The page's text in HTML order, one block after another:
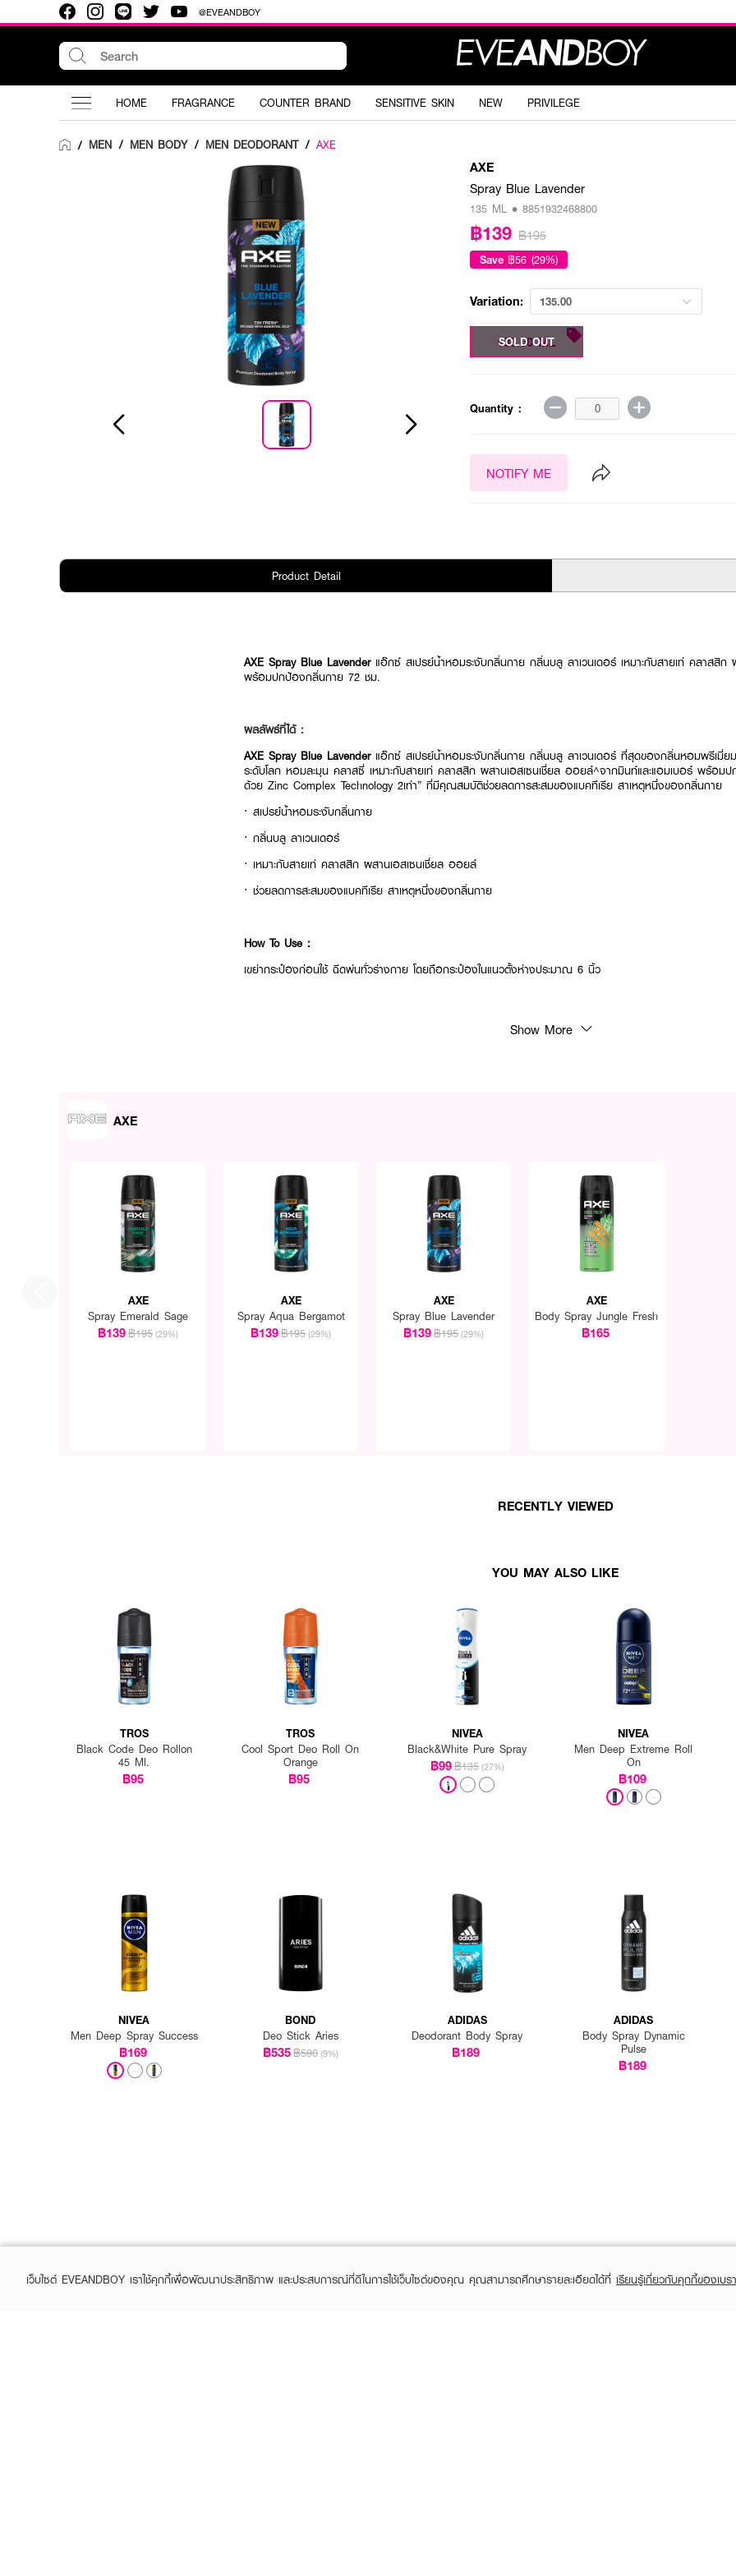
@EVEANDBOY
HOME FRAGRANCE COUNTER BRAND SENSITIVE SKIN NEW PRIVILEGE
/ MEN / MEN BODY / MEN DEODORANT / AXE
AXE
Spray Blue Lavender
135 ML • 8851932468800
฿139 ฿195
Save ฿56 (29%)
Variation: 135.00
135.00 ML
SOLD OUT
Quantity :
NOTIFY ME
Product Detail
AXE Spray Blue Lavender แอ๊กซ์ สเปรย์น้ำหอมระงับกลิ่นกาย กลิ่นบลู ลาเวนเดอร์ เหมาะกับสายเท่ คลาสสิก
พร้อมปกป้องกลิ่นกาย 72 ชม.
ผลลัพธ์ที่ได้ :
AXE Spray Blue Lavender แอ๊กซ์ สเปรย์น้ำหอมระงับกลิ่นกาย กลิ่นบลู ลาเวนเดอร์ ที่สุดของกลิ่นหอมพรีเมี่ย
ระดับโลก หอมละมุน คลาสซี่ เหมาะกับสายเท่ คลาสสิก ผสานเอสเซนเชี่ยล ออยล์^จากมินท์และแอมเบอร์ พร้อ
ด้วย Zinc Complex Technology 2เท่า” ที่มีคุณสมบัติช่วยลดการสะสมของแบคทีเรีย สาเหตุหนึ่งของกลิ่นกาย
· สเปรย์น้ำหอมระงับกลิ่นกาย
· กลิ่นบลู ลาเวนเดอร์
· เหมาะกับสายเท่ คลาสสิก ผสานเอสเซนเชี่ยล ออยล์
· ช่วยลดการสะสมของแบคทีเรีย สาเหตุหนึ่งของกลิ่นกาย
How To Use :
เขย่ากระป๋องก่อนใช้ ฉีดพ่นทั่วร่างกาย โดยถือกระป๋องในแนวตั้งห่างประมาณ 6 นิ้ว
Show More
AXE
AXE
Spray Emerald Sage
฿139฿195 (29%)
AXE
Spray Aqua Bergamot
฿139฿195 (29%)
AXE
Spray Blue Lavender
฿139฿195 (29%)
AXE
Body Spray Jungle Fresh
฿165
RECENTLY VIEWED
YOU MAY ALSO LIKE
TROS
Black Code Deo Rollon
45 Ml.
฿95
TROS
Cool Sport Deo Roll On
Orange
฿95
NIVEA
Black&White Pure Spray
฿99฿135 (27%)
NIVEA
Men Deep Extreme Roll
On
฿109
NIVEA
Men Deep Spray Success
฿169
BOND
Deo Stick Aries
฿535฿590 (9%)
ADIDAS
Deodorant Body Spray
฿189
ADIDAS
Body Spray Dynamic
Pulse
฿189
เว็บไซต์ EVEANDBOY เราใช้คุกกี้เพื่อพัฒนาประสิทธิภาพ และประสบการณ์ที่ดีในการใช้เว็บไซต์ของคุณ คุณสามารถศึกษารายละเอียดได้ที่ เรียนรู้เกี่ยวกับคุกกี้ของเบร